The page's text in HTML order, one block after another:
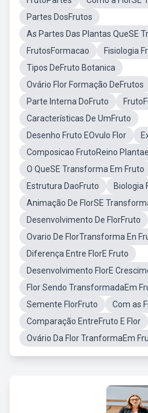
Partes DosFrutos
As Partes Das Plantas QueSE
FrutosFormacao
Fisiologia
Tipos DeFruto Botanica
Ovário Flor Formação DeFrutos
Parte Interna DoFruto
Características De UmFruto
Desenho Fruto EOvulo Flor
Composicao FrutoReino Plantae
O QueSE Transforma Em Fruto
Estrutura DaoFruto
Biologia
Animação De FlorSE
Desenvolvimento De FlorFruto
Ovario De FlorTransforma En
Diferença Entre FlorE Fruto
Desenvolvimento FlorE
Flor Sendo TransformadaEm
Semente FlorFruto
Com as
Comparação EntreFruto E Flor
Ovário Da Flor TranformaEm